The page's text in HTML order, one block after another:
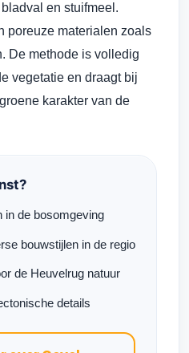
en stuifmeel.
poreuze materialen zoals
De methode is volledig
vegetatie en draagt bij
karakter van de
in de bosomgeving
bouwstijlen in de regio
de Heuvelrug natuur
details